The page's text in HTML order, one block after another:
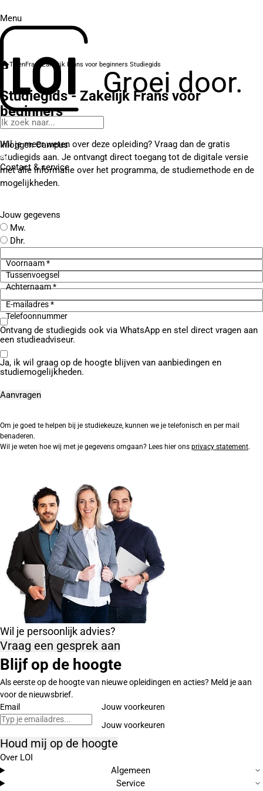
Menu
Groei door.
Inloggen Campus
Contact& service
TalenFrans Zakelijk Frans voor beginners Studiegids
Studiegids - Zakelijk Frans voor
beginners
Wil je meer weten over deze opleiding? Vraag dan de gratis
studiegids aan. Je ontvangt direct toegang tot de digitale versie
met alle informatie over het programma, de studiemethode en de
mogelijkheden.
Jouw gegevens
Mw.
Dhr.
Voornaam *
Tussenvoegsel
Achternaam *
E-mailadres *
Telefoonnummer
Ontvang de studiegids ook via WhatsApp en stel direct vragen aan
een studieadviseur.
Ja, ik wil graag op de hoogte blijven van aanbiedingen en
studiemogelijkheden.
Om je goed te helpen bij je studiekeuze, kunnen we je telefonisch en per mail
benaderen.
Wil je weten hoe wij met je gegevens omgaan? Lees hier ons privacy statement.
Wil je persoonlijk advies?
Vraag een gesprek aan
Blijf op de hoogte
Als eerste op de hoogte van nieuwe opleidingen en acties? Meld je aan
voor de nieuwsbrief.
Email
Jouw voorkeuren
Houd mij op de hoogte
Over LOI
Algemeen
Service